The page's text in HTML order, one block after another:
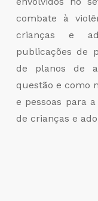
combate à
crianças e
publicações de
de planos de
questão e como
e pessoas para
de crianças e